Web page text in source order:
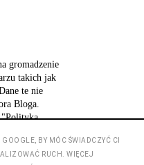
gromadzenie
takich jak
te nie
Bloga.
"Polityka
BY MÓC ŚWIADCZYĆ CI
RUCH. WIĘCEJ